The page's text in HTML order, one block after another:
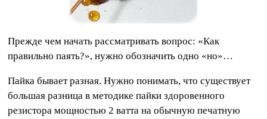
Прежде чем начать рассматривать вопрос: «Как
правильно паять?», нужно обозначить одно «но»…
Пайка бывает разная. Нужно понимать, что существует
большая разница в методике пайки здоровенного
резистора мощностью 2 ватта на обычную печатную